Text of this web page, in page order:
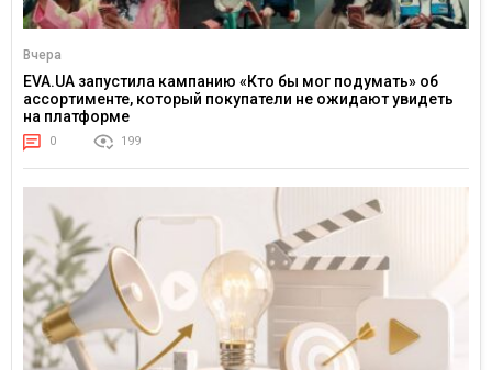
Вчера
EVA.UA запустила кампанию «Кто бы мог подумать» об
ассортименте, который покупатели не ожидают увидеть
на платформе
0 199